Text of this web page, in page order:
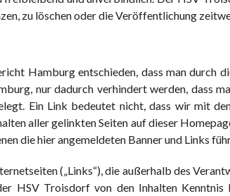
zu löschen oder die Veröffentlichung
Hamburg entschieden, dass man durch
nur dadurch verhindert werden, dass
Ein Link bedeutet nicht, dass wir mit
aller gelinkten Seiten auf dieser
die hier angemeldeten Banner und Links
(„Links“), die außerhalb des
HSV Troisdorf von den Inhalten